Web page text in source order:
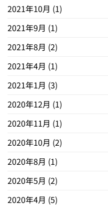
2021年10月 (1)
2021年9月 (1)
2021年8月 (2)
2021年4月 (1)
2021年1月 (3)
2020年12月 (1)
2020年11月 (1)
2020年10月 (2)
2020年8月 (1)
2020年5月 (2)
2020年4月 (5)